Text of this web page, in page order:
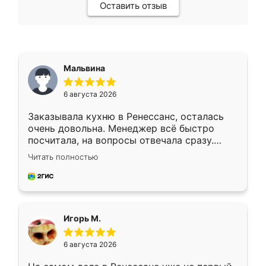
Оставить отзыв
Мальвина
6 августа 2026
Заказывала кухню в Ренессанс, осталась
очень довольна. Менеджер всё быстро
посчитала, на вопросы отвечала сразу.
Замерщик приехал в субботу, подошёл к
делу со всей ответственностью. Собрали
за день, ребята работали аккуратно, даже
Читать полностью
Игорь М.
6 августа 2026